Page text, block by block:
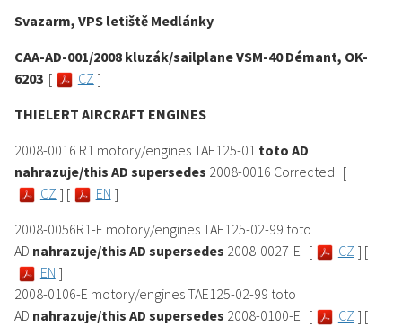
Svazarm, VPS letiště Medlánky
CAA-AD-001/2008 kluzák/sailplane VSM-40 Démant, OK-
6203 [ CZ ]
THIELERT AIRCRAFT ENGINES
2008-0016 R1 motory/engines TAE125-01 toto AD
nahrazuje/this AD supersedes 2008-0016 Corrected [
CZ ] [ EN ]
2008-0056R1-E motory/engines TAE125-02-99 toto
AD nahrazuje/this AD supersedes 2008-0027-E [ CZ ] [
EN ]
2008-0106-E motory/engines TAE125-02-99 toto
AD nahrazuje/this AD supersedes 2008-0100-E [ CZ ] [